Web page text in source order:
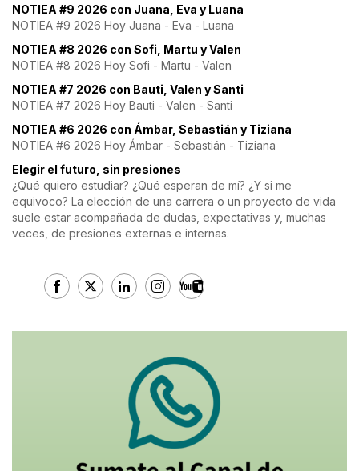
NOTIEA #9 2026 con Juana, Eva y Luana
NOTIEA #9 2026 Hoy Juana - Eva - Luana
NOTIEA #8 2026 con Sofi, Martu y Valen
NOTIEA #8 2026 Hoy Sofi - Martu - Valen
NOTIEA #7 2026 con Bauti, Valen y Santi
NOTIEA #7 2026 Hoy Bauti - Valen - Santi
NOTIEA #6 2026 con Ámbar, Sebastián y Tiziana
NOTIEA #6 2026 Hoy Ámbar - Sebastián - Tiziana
Elegir el futuro, sin presiones
¿Qué quiero estudiar? ¿Qué esperan de mí? ¿Y si me
equivoco? La elección de una carrera o un proyecto de vida
suele estar acompañada de dudas, expectativas y, muchas
veces, de presiones externas e internas.